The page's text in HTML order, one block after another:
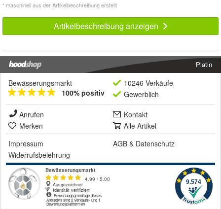
* maschinell aus der Artikelbeschreibung erstellt
Artikelbeschreibung anzeigen
Platin
Bewässerungsmarkt
100% positiv
10246 Verkäufe
Gewerblich
Anrufen
Kontakt
Merken
Alle Artikel
Impressum
AGB & Datenschutz
Widerrufsbelehrung